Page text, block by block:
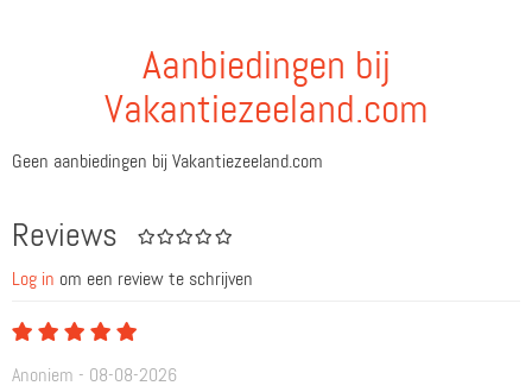
Aanbiedingen bij
Vakantiezeeland.com
Geen aanbiedingen bij Vakantiezeeland.com
Reviews
Log in om een review te schrijven
Anoniem - 08-08-2026